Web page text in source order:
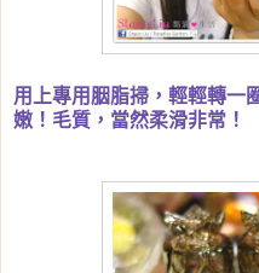
用上專用胭脂掃，輕輕轉一
嫩！毛質，當然柔滑非常！